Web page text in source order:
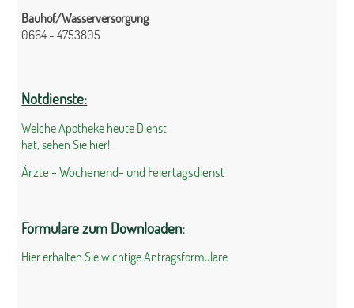
Bauhof/Wasserversorgung
0664 - 4753805
Notdienste:
Welche Apotheke heute Dienst
hat, sehen Sie hier!
Ärzte - Wochenend- und Feiertagsdienst
Formulare zum Downloaden:
Hier erhalten Sie wichtige Antragsformulare